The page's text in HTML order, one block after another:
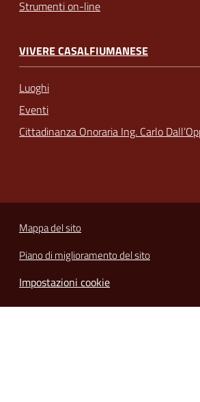
Strumenti on-line
VIVERE CASALFIUMANESE
Luoghi
Eventi
Cittadinanza Onoraria Ing. Carlo
Mappa del sito
Piano di miglioramento del sito
Impostazioni cookie